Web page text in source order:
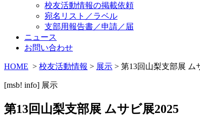
校友活動情報の掲載依頼
宛名リスト／ラベル
支部用報告書／申請／届
ニュース
お問い合わせ
HOME > 校友活動情報 > 展示 > 第13回山梨支部展 ム
[msb! info] 展示
第13回山梨支部展 ムサビ展2025